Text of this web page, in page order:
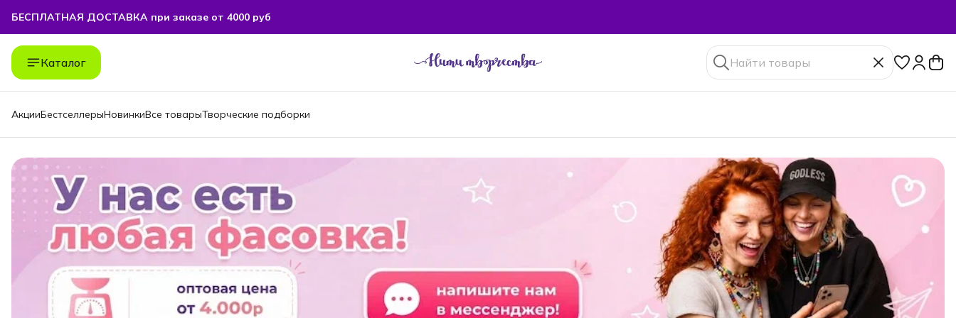
БЕСПЛАТНАЯ ДОСТАВКА при заказе от 4000 руб
БЕСПЛАТНАЯ ДОСТАВКА при заказе от 4000 руб
Каталог
АкцииБестселлерыНовинкиВсе товарыТворческие подборки